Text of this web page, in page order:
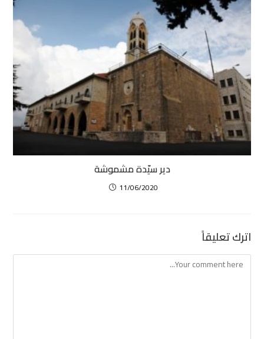
دير سيّدة مشموشة
11/06/2020
اترك تعليقاً